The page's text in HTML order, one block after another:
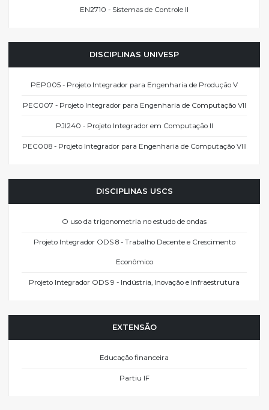
EN2710 - Sistemas de Controle II
DISCIPLINAS UNIVESP
PEP005 - Projeto Integrador para Engenharia de Produção V
PEC007 - Projeto Integrador para Engenharia de Computação VII
PJI240 - Projeto Integrador em Computação II
PEC008 - Projeto Integrador para Engenharia de Computação VIII
DISCIPLINAS USCS
O uso da trigonometria no estudo de ondas
Projeto Integrador ODS 8 - Trabalho Decente e Crescimento
Econômico
Projeto Integrador ODS 9 - Indústria, Inovação e Infraestrutura
EXTENSÃO
Educação financeira
Partiu IF